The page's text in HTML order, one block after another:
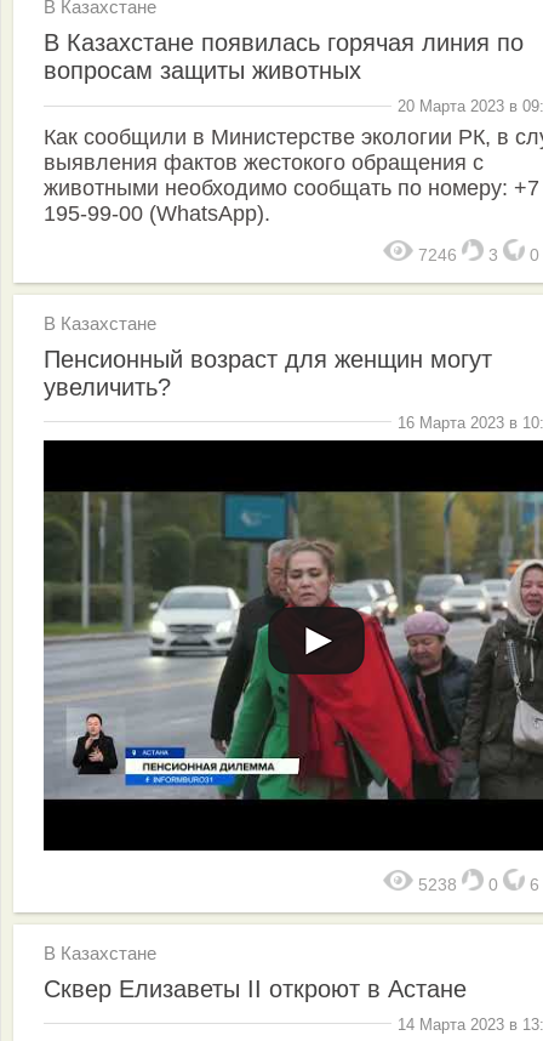
В Казахстане
В Казахстане появилась горячая линия по
вопросам защиты животных
20 Марта 2023 в
Как сообщили в Министерстве экологии РК, в
выявления фактов жестокого обращения с
животными необходимо сообщать по номеру:
195-99-00 (WhatsApp).
7246 3 0
В Казахстане
Пенсионный возраст для женщин могут
увеличить?
16 Марта 2023 в
5238 0 6
В Казахстане
Сквер Елизаветы II откроют в Астане
14 Марта 2023 в